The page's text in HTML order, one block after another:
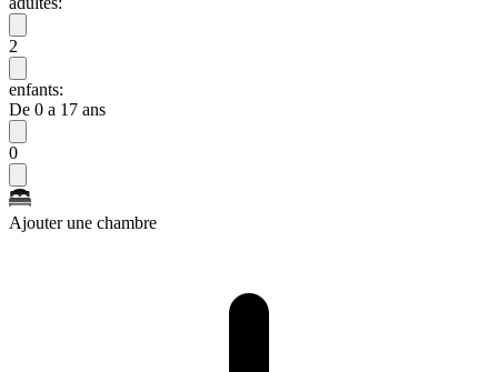
2
enfants:
De 0 a 17 ans
0
Ajouter une chambre